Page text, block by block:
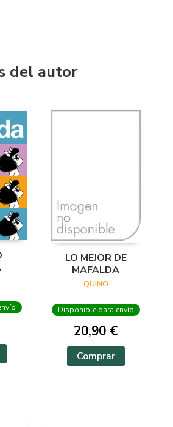
del autor
LO MEJOR DE
MAFALDA
QUINO
Disponible para envío
20,90 €
Comprar